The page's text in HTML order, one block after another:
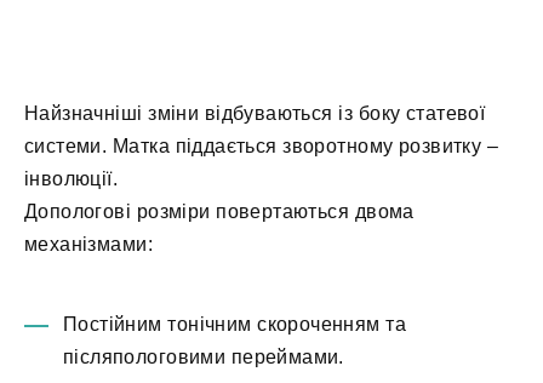
Найзначніші зміни відбуваються із боку статевої
системи. Матка піддається зворотному розвитку –
інволюції.
Допологові розміри повертаються двома
механізмами:
Постійним тонічним скороченням та
післяпологовими переймами.